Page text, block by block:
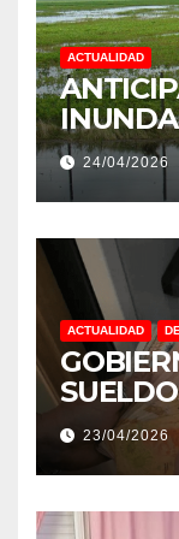
ACTUALIDAD
NIÑO
24/04/2026
ACTUALIDAD
ABRIL,
23/04/2026